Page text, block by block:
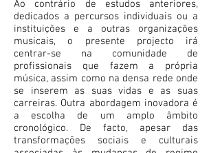
Ao contrário de estudos anteriores,
dedicados a percursos individuais ou a
instituições e a outras organizações
musicais, o presente projecto irá
centrar-se na comunidade de
profissionais que fazem a própria
música, assim como na densa rede onde
se inserem as suas vidas e as suas
carreiras. Outra abordagem inovadora é
a escolha de um amplo âmbito
cronológico. De facto, apesar das
transformações sociais e culturais